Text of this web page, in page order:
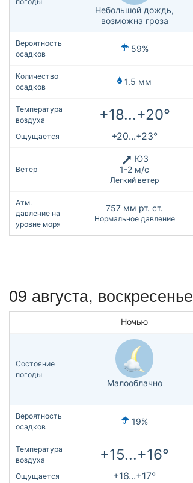
Небольшой дождь,
возможна гроза
Вероятность
осадков
59%
Количество
осадков
1.5 мм
Температура
воздуха
+18...+20°
Ощущается +20...+23°
Ветер
ЮЗ
1-2 м/с
Легкий ветер
Атм.
давление на
уровне моря
757 мм рт. ст.
Нормальное давление
09 августа, воскресенье
Ночью
Состояние
погоды
Малооблачно
Вероятность
осадков
19%
Температура
воздуха
+15...+16°
Ощущается +16...+17°